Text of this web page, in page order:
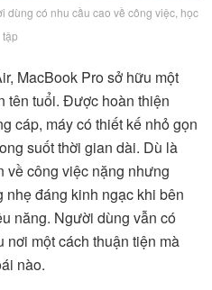
dùng có nhu cầu cao về công việc, học
tập
MacBook Pro sở hữu một
tên tuổi. Được hoàn thiện
cáp, máy có thiết kế nhỏ gọn
suốt thời gian dài. Dù là
về công việc nặng nhưng
đáng kinh ngạc khi bên
năng. Người dùng vẫn có
nơi một cách thuận tiện mà
nào.